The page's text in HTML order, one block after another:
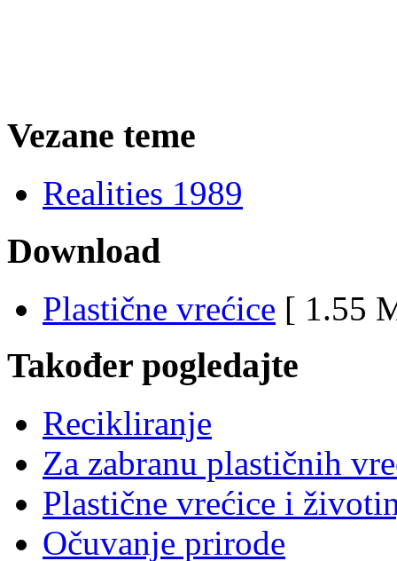
Vezane teme
Realities 1989
Download
Plastične vrećice [ 1.55
Također pogledajte
Recikliranje
Za zabranu plastičnih
Plastične vrećice i
Očuvanje prirode